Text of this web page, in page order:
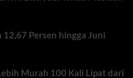
Persen hingga Juni
Murah 100 Kali Lipat dari